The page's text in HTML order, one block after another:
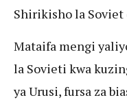
Shirikisho la Soviet
Mataifa mengi
la Sovieti kwa
ya Urusi, fursa za